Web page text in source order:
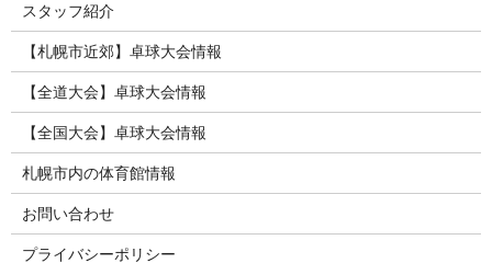
スタッフ紹介
【札幌市近郊】卓球大会情報
【全道大会】卓球大会情報
【全国大会】卓球大会情報
札幌市内の体育館情報
お問い合わせ
プライバシーポリシー